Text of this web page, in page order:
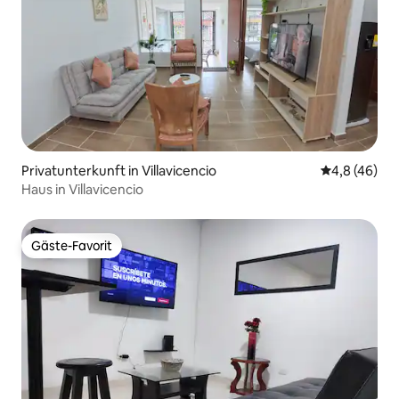
Privatunterkunft in Villavicencio
4,8 (46)
Haus in Villavicencio
Gäste-Favorit
Gäste-Favorit